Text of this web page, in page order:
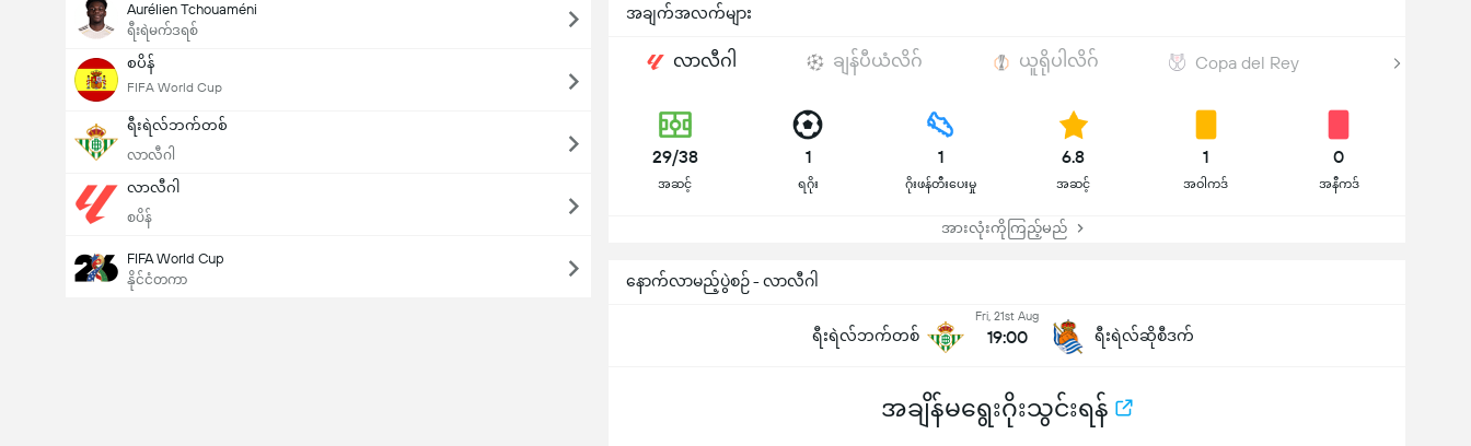
Aurélien Tchouaméni
ရီးရဲမက်ဒရစ်
စပိန်
FIFA World Cup
ရီးရဲလ်ဘက်တစ်
လာလီဂါ
လာလီဂါ
စပိန်
FIFA World Cup
နိုင်ငံတကာ
အချက်အလက်များ
လာလီဂါ ချန်ပီယံလိဂ် ယူရိုပါလိဂ် Copa del Rey
29/38
အဆင့်
1
ရဂိုး
1
ဂိုးဖန်တီးပေးမှု
6.8
အဆင့်
1
အဝါကဒ်
0
အနီကဒ်
အားလုံးကိုကြည့်မည်
နောက်လာမည့်ပွဲစဉ် - လာလီဂါ
ရီးရဲလ်ဘက်တစ်
Fri, 21st Aug
19:00 ရီးရဲလ်ဆိုစီဒက်
အချိန်မရွေးဂိုးသွင်းရန်